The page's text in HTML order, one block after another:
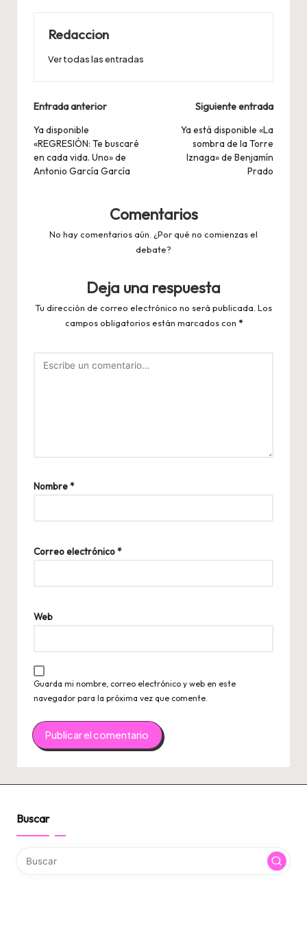
Redaccion
Ver todas las entradas
Navegación
de
entradas
Entrada anterior
Ya disponible
«REGRESIÓN: Te buscaré
en cada vida. Uno» de
Antonio García García
Siguiente entrada
Ya está disponible «La
sombra de la Torre
Iznaga» de Benjamín
Prado
Comentarios
No hay comentarios aún. ¿Por qué no comienzas el
debate?
Deja una respuesta
Tu dirección de correo electrónico no será publicada. Los
campos obligatorios están marcados con *
Nombre*
Correo electrónico*
Web
Guarda mi nombre, correo electrónico y web en este
navegador para la próxima vez que comente.
Buscar